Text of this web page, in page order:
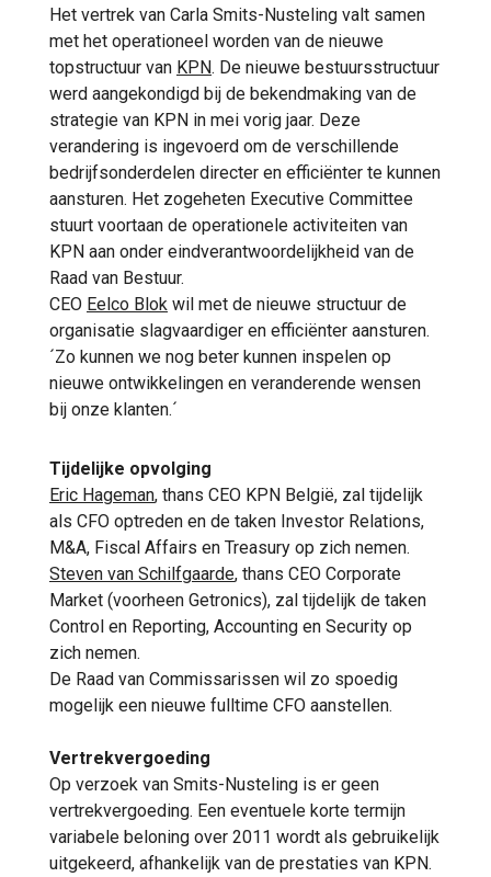
Het vertrek van Carla Smits-Nusteling valt samen
met het operationeel worden van de nieuwe
topstructuur van KPN. De nieuwe bestuursstructuur
werd aangekondigd bij de bekendmaking van de
strategie van KPN in mei vorig jaar. Deze
verandering is ingevoerd om de verschillende
bedrijfsonderdelen directer en efficiënter te kunnen
aansturen. Het zogeheten Executive Committee
stuurt voortaan de operationele activiteiten van
KPN aan onder eindverantwoordelijkheid van de
Raad van Bestuur.
CEO Eelco Blok wil met de nieuwe structuur de
organisatie slagvaardiger en efficiënter aansturen.
´Zo kunnen we nog beter kunnen inspelen op
nieuwe ontwikkelingen en veranderende wensen
bij onze klanten.´
Tijdelijke opvolging
Eric Hageman, thans CEO KPN België, zal tijdelijk
als CFO optreden en de taken Investor Relations,
M&A, Fiscal Affairs en Treasury op zich nemen.
Steven van Schilfgaarde, thans CEO Corporate
Market (voorheen Getronics), zal tijdelijk de taken
Control en Reporting, Accounting en Security op
zich nemen.
De Raad van Commissarissen wil zo spoedig
mogelijk een nieuwe fulltime CFO aanstellen.
Vertrekvergoeding
Op verzoek van Smits-Nusteling is er geen
vertrekvergoeding. Een eventuele korte termijn
variabele beloning over 2011 wordt als gebruikelijk
uitgekeerd, afhankelijk van de prestaties van KPN.